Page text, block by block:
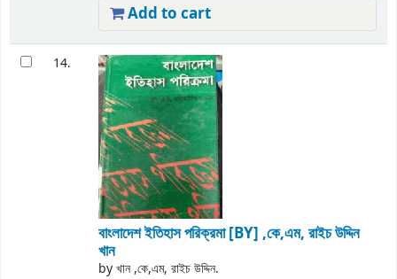
Add to cart
14.
বাংলাদেশ ইতিহাস পরিক্রমা[BY] ,কে,এম, রাইচ উদ্দিন
খান
byখান ,কে,এম, রাইচ উদ্দিন.